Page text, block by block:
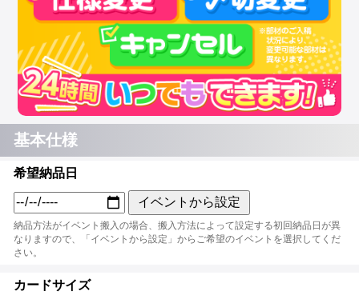
基本仕様
希望納品日
イベントから設定
納品方法がイベント搬入の場合、搬入方法によって設定する初回納品日が異
なりますので、「イベントから設定」からご希望のイベントを選択してくだ
さい。
カードサイズ